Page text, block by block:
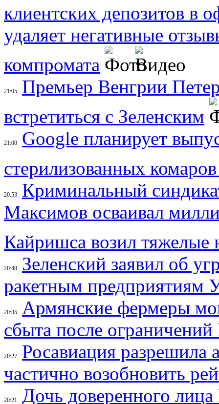
клиентских депозитов в
удаляет негативные
компромата
21:05
Премьер Венгрии
встретиться с Зеленским
21:00
Google планирует
стерилизованных
20:53
Криминальный
Максимов осваивал
Кайришса возил тяжелые
20:48
Зеленский заявил об
ракетным предприятиям
20:35
Армянские фермеры
сбыта после ограничений
20:27
Росавиация
частично возобновить
20:21 Дочь доверенного